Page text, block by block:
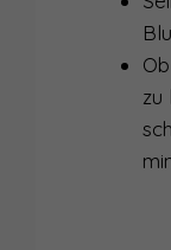
zu